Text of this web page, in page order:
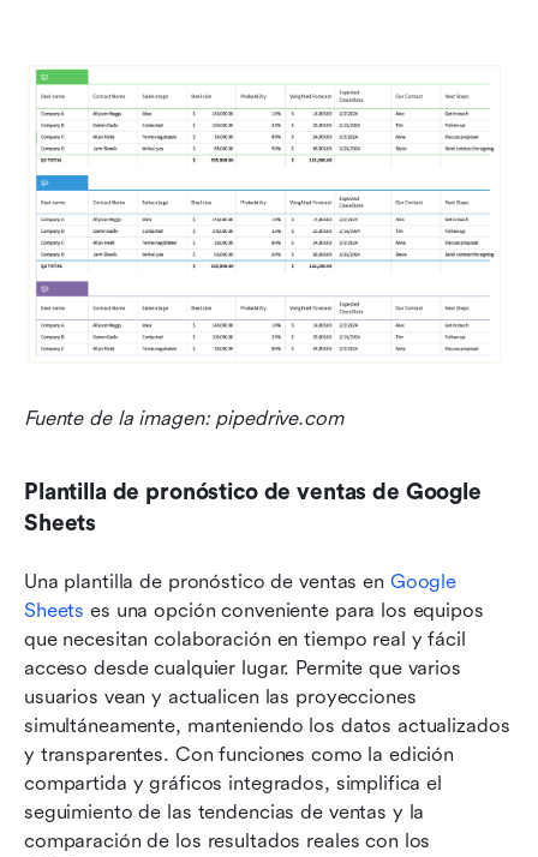
Fuente de la imagen: pipedrive.com
Plantilla de pronóstico de ventas de Google
Sheets
Una plantilla de pronóstico de ventas en Google
Sheets es una opción conveniente para los equipos
que necesitan colaboración en tiempo real y fácil
acceso desde cualquier lugar. Permite que varios
usuarios vean y actualicen las proyecciones
simultáneamente, manteniendo los datos actualizados
y transparentes. Con funciones como la edición
compartida y gráficos integrados, simplifica el
seguimiento de las tendencias de ventas y la
comparación de los resultados reales con los